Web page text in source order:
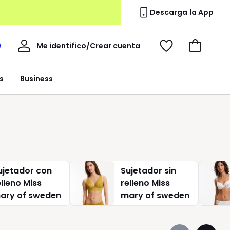
Descarga la App
Business
Me identifico/Crear cuenta
Mi
Ver
Ir
con
Miss
of sweden
Sujetador sin
relleno Miss
mary of sweden